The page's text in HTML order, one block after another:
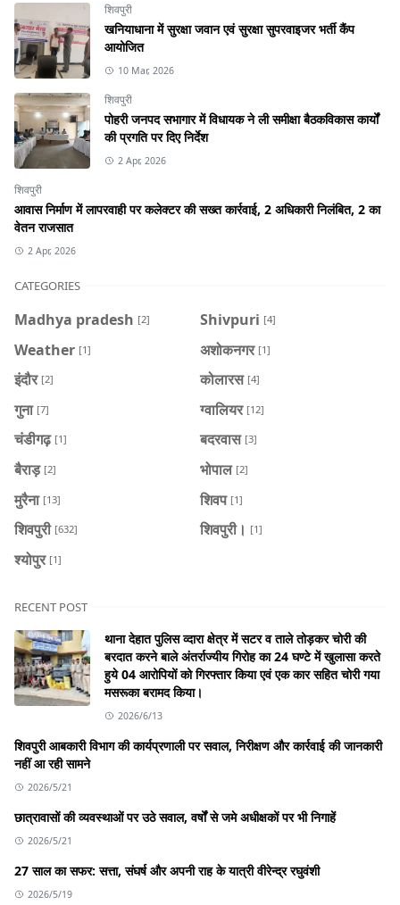
शिवपुरी
खनियाधाना में सुरक्षा जवान एवं सुरक्षा सुपरवाइजर भर्ती कैंप
आयोजित
10 Mar, 2026
शिवपुरी
पोहरी जनपद सभागार में विधायक ने ली समीक्षा बैठकविकास कार्यों
की प्रगति पर दिए निर्देश
2 Apr, 2026
शिवपुरी
आवास निर्माण में लापरवाही पर कलेक्टर की सख्त कार्रवाई, 2 अधिकारी निलंबित, 2 का
वेतन राजसात
2 Apr, 2026
CATEGORIES
Madhya pradesh [2] Shivpuri [4]
Weather [1] अशोकनगर [1]
इंदौर [2] कोलारस [4]
गुना [7] ग्वालियर [12]
चंडीगढ़ [1] बदरवास [3]
बैराड़ [2] भोपाल [2]
मुरैना [13] शिवप [1]
शिवपुरी [632] शिवपुरी। [1]
श्योपुर [1]
RECENT POST
थाना देहात पुलिस व्दारा क्षेत्र में सटर व ताले तोड़कर चोरी की
बरदात करने बाले अंतर्राज्यीय गिरोह का 24 घण्टे में खुलासा करते
हुये 04 आरोपियों को गिरफ्तार किया एवं एक कार सहित चोरी गया
मसरूका बरामद किया।
2026/6/13
शिवपुरी आबकारी विभाग की कार्यप्रणाली पर सवाल, निरीक्षण और कार्रवाई की जानकारी
नहीं आ रही सामने
2026/5/21
छात्रावासों की व्यवस्थाओं पर उठे सवाल, वर्षों से जमे अधीक्षकों पर भी निगाहें
2026/5/21
27 साल का सफर: सत्ता, संघर्ष और अपनी राह के यात्री वीरेन्द्र रघुवंशी
2026/5/19